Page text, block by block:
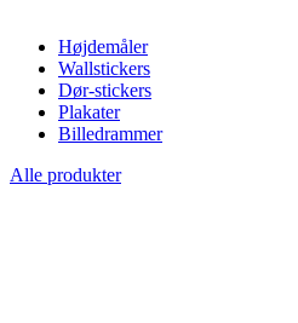
Højdemåler
Wallstickers
Dør-stickers
Plakater
Billedrammer
Alle produkter